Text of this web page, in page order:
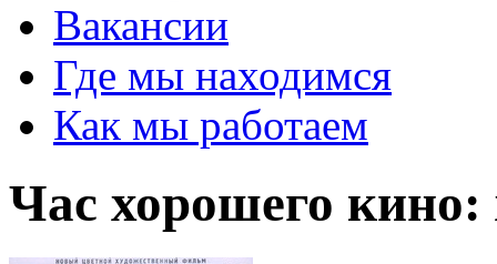
Вакансии
Где мы находимся
Как мы работаем
Час хорошего